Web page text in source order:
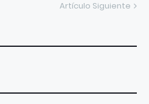
Artículo Siguiente